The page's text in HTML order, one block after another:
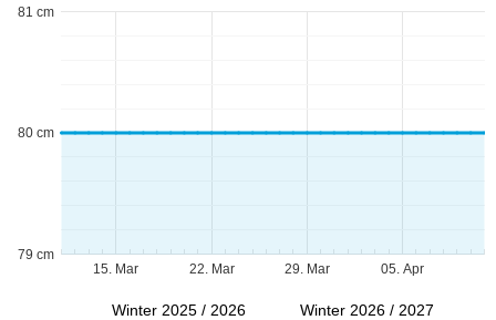
15. Mar 22. Mar 29. Mar 05. Apr
79 cm
80 cm
81 cm
Winter 2025 / 2026 Winter 2026 / 2027